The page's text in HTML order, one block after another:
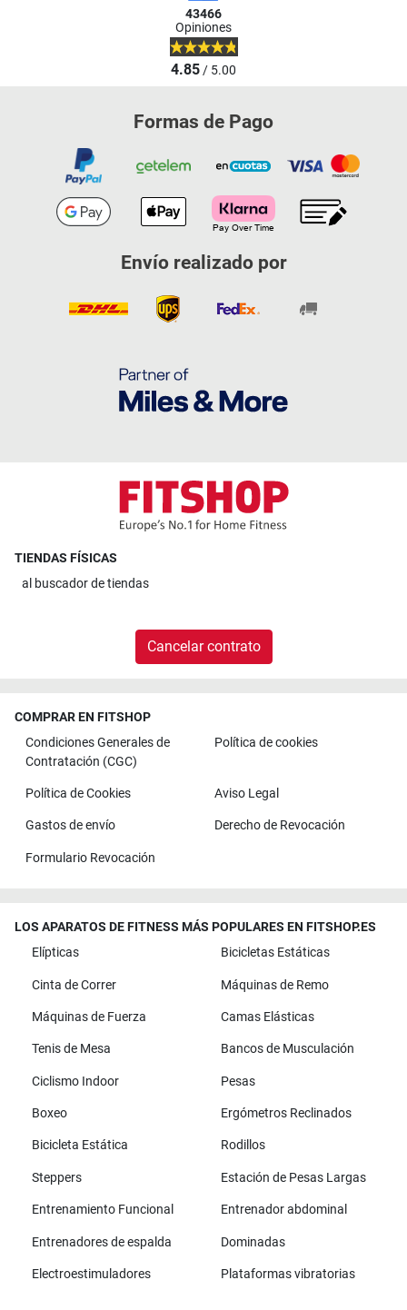
43466
Opiniones
4.85/ 5.00
Formas de Pago
Envío realizado por
TIENDAS FÍSICAS
al buscador de tiendas
Cancelar contrato
COMPRAR EN FITSHOP
Condiciones Generales de
Contratación (CGC)
Política de cookies
Política de Cookies Aviso Legal
Gastos de envío Derecho de Revocación
Formulario Revocación
LOS APARATOS DE FITNESS MÁS POPULARES EN FITSHOP.ES
Elípticas
Bicicletas Estáticas
Cinta de Correr Máquinas de Remo
Máquinas de Fuerza Camas Elásticas
Tenis de Mesa Bancos de Musculación
Ciclismo Indoor Pesas
Boxeo Ergómetros Reclinados
Bicicleta Estática Rodillos
Steppers Estación de Pesas Largas
Entrenamiento Funcional Entrenador abdominal
Entrenadores de espalda Dominadas
Electroestimuladores Plataformas vibratorias